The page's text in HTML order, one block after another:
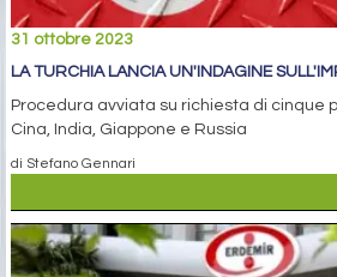
31 ottobre 2023
LA TURCHIA LANCIA UN'INDAGINE
Procedura avviata su richiesta di cinque
Cina, India, Giappone e Russia
di Stefano Gennari